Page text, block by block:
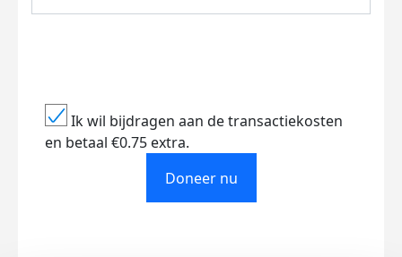
Ik wil bijdragen aan de transactiekosten
en betaal €0.75 extra.
Doneer nu